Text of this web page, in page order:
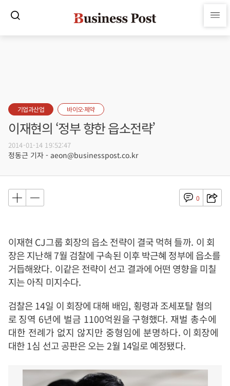
기업과산업 바이오·제약
이재현의 ‘정부 향한 읍소전략’
2014-01-14 19:52:47
정동근 기자 - aeon@businesspost.co.kr
0
이재현 CJ그룹 회장의 읍소 전략이 결국 먹혀 들까. 이 회
장은 지난해7월 검찰에 구속된 이후 박근혜 정부에 읍소를
거듭해왔다. 이같은 전략이 선고 결과에 어떤 영향을 미칠
지는 아직 미지수다.
검찰은14일 이 회장에 대해 배임, 횡령과 조세포탈 혐의
로징역 6년에 벌금 1100억원을 구형했다. 재벌 총수에
대한 전례가 없지 않지만 중형임에 분명하다. 이 회장에
대한1심 선고 공판은 오는 2월 14일로 예정됐다.